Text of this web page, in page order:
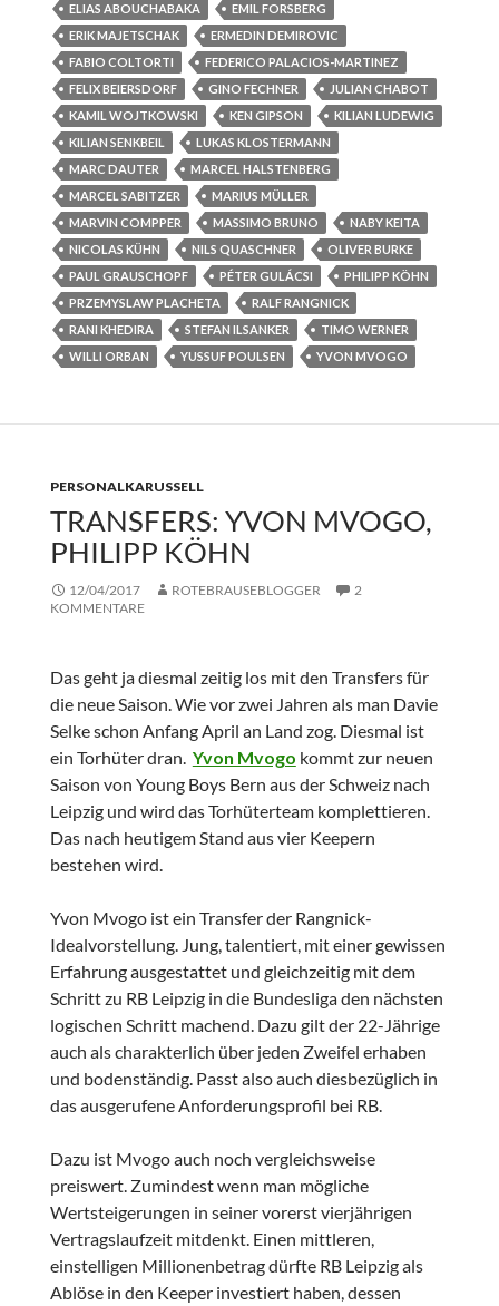
ELIAS ABOUCHABAKA
EMIL FORSBERG
ERIK MAJETSCHAK
ERMEDIN DEMIROVIC
FABIO COLTORTI
FEDERICO PALACIOS-MARTINEZ
FELIX BEIERSDORF
GINO FECHNER
JULIAN CHABOT
KAMIL WOJTKOWSKI
KEN GIPSON
KILIAN LUDEWIG
KILIAN SENKBEIL
LUKAS KLOSTERMANN
MARC DAUTER
MARCEL HALSTENBERG
MARCEL SABITZER
MARIUS MÜLLER
MARVIN COMPPER
MASSIMO BRUNO
NABY KEITA
NICOLAS KÜHN
NILS QUASCHNER
OLIVER BURKE
PAUL GRAUSCHOPF
PÉTER GULÁCSI
PHILIPP KÖHN
PRZEMYSLAW PLACHETA
RALF RANGNICK
RANI KHEDIRA
STEFAN ILSANKER
TIMO WERNER
WILLI ORBAN
YUSSUF POULSEN YVON MVOGO
PERSONALKARUSSELL
TRANSFERS: YVON MVOGO,
PHILIPP KÖHN
12/04/2017 ROTEBRAUSEBLOGGER
2
KOMMENTARE
Das geht ja diesmal zeitig los mit den Transfers für
die neue Saison. Wie vor zwei Jahren als man Davie
Selke schon Anfang April an Land zog. Diesmal ist
ein Torhüter dran. Yvon Mvogo kommt zur neuen
Saison von Young Boys Bern aus der Schweiz nach
Leipzig und wird das Torhüterteam komplettieren.
Das nach heutigem Stand aus vier Keepern
bestehen wird.
Yvon Mvogo ist ein Transfer der Rangnick-
Idealvorstellung. Jung, talentiert, mit einer gewissen
Erfahrung ausgestattet und gleichzeitig mit dem
Schritt zu RB Leipzig in die Bundesliga den nächsten
logischen Schritt machend. Dazu gilt der 22-Jährige
auch als charakterlich über jeden Zweifel erhaben
und bodenständig. Passt also auch diesbezüglich in
das ausgerufene Anforderungsprofil bei RB.
Dazu ist Mvogo auch noch vergleichsweise
preiswert. Zumindest wenn man mögliche
Wertsteigerungen in seiner vorerst vierjährigen
Vertragslaufzeit mitdenkt. Einen mittleren,
einstelligen Millionenbetrag dürfte RB Leipzig als
Ablöse in den Keeper investiert haben, dessen